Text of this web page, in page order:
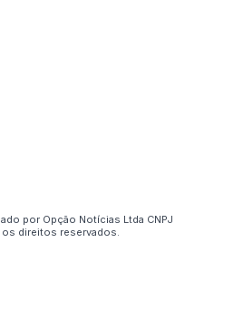
por Opção Notícias Ltda CNPJ
direitos reservados.